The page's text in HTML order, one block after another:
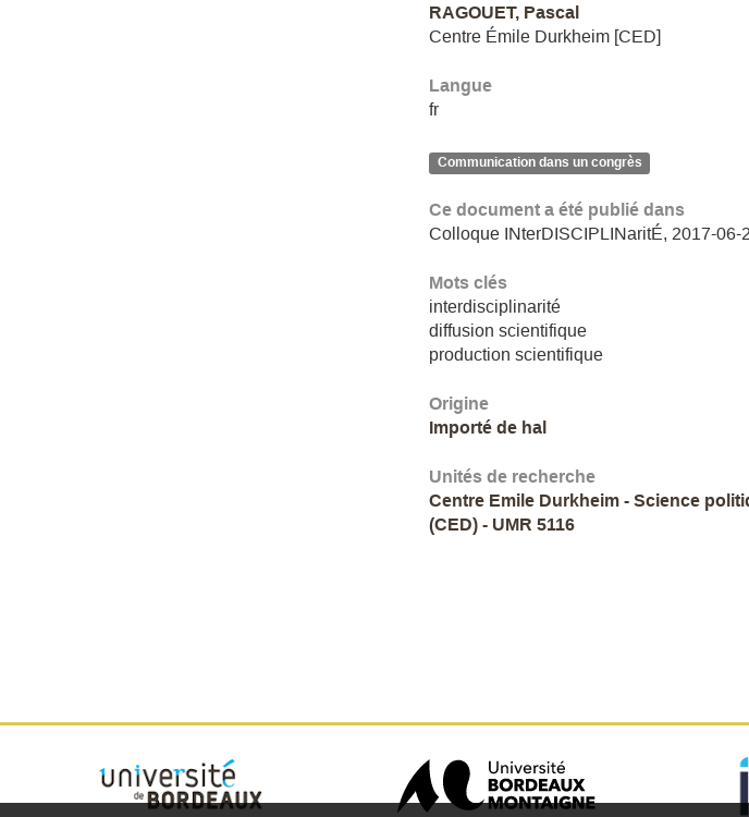
RAGOUET, Pascal
Centre Émile Durkheim [CED]
Langue
fr
Communication dans un congrès
Ce document a été publié dans
Colloque INterDISCIPLINaritÉ, 2017-06-
Mots clés
interdisciplinarité
diffusion scientifique
production scientifique
Origine
Importé de hal
Unités de recherche
Centre Emile Durkheim - Science
(CED) - UMR 5116